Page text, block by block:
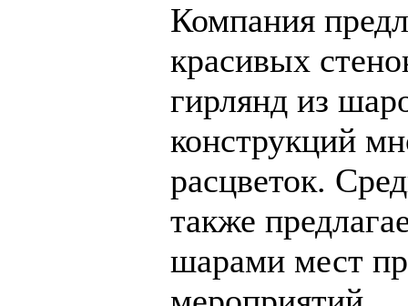
Компания
красивых
гирлянд из
конструкций
расцветок.
также
шарами мест